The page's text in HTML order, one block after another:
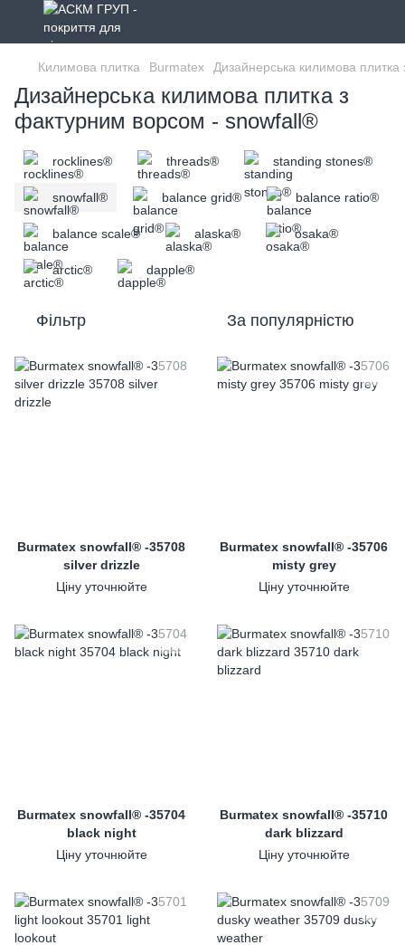
Килимова плитка Burmatex Дизайнерська килимова
Дизайнерська килимова плитка з
фактурним ворсом - snowfall®
rocklines® threads® standing stones®
snowfall® balance grid® balance ratio®
balance scale® alaska® osaka®
arctic® dapple®
Фільтр За популярністю
Burmatex snowfall® -35708
silver drizzle
Ціну уточнюйте
Burmatex snowfall® -35706
misty grey
Ціну уточнюйте
Burmatex snowfall® -35704
black night
Ціну уточнюйте
Burmatex snowfall® -35710
dark blizzard
Ціну уточнюйте